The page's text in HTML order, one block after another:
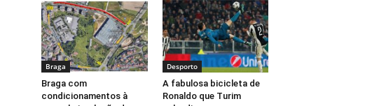
Braga
Braga com
condicionamentos à
Desporto
A fabulosa bicicleta de
Ronaldo que Turim